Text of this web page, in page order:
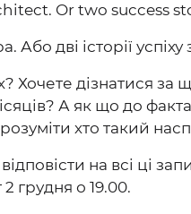
Or two success
Або дві історії
Хочете дізнатися за
А як що до
хто такий
на всі ці
грудня о 19.00.